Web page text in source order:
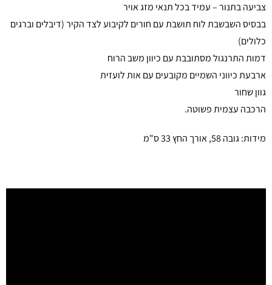
צביעה בתנור – עמיד בכל תנאי מזג אויר
בבסיס השבשבת לוח תושבת עם חורים לקיבוע לצד הקיר (דיבלים וברגים
כלולים)
דמות התרנגול מסתובבת עם כיוון משב הרוח
ארבעת כיווני השמיים מקובעים עם אות לועזית
גוון שחור
הרכבה עצמית פשוטה.
מידות: גובה 58, אורך החץ 33 ס"מ